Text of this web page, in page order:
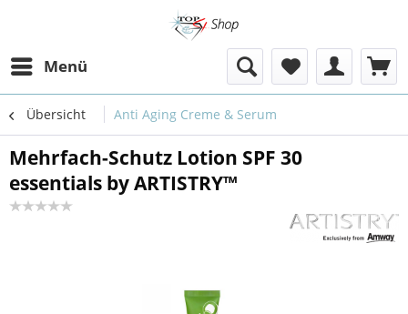
Menü
Übersicht Anti Aging Creme & Serum
Mehrfach-Schutz Lotion SPF 30
essentials by ARTISTRY™